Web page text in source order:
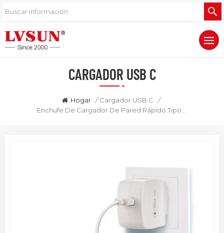
CARGADOR USB C
Hogar / Cargador USB C
/